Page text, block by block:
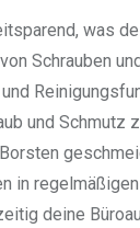
was
Schrauben
und Schmutz
in
deine